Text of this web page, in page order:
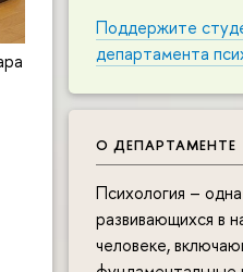
Поддержите
департамента
О ДЕПАРТАМЕНТЕ
Психология –
развивающихся в
человеке,